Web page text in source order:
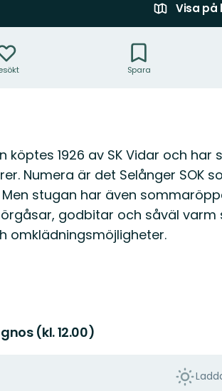
Visa på
Spara
köptes 1926 av SK Vidar och
Numera är det Selånger SOK
Men stugan har även
godbitar och såväl varm
omklädningsmöjligheter.
(kl. 12.00)